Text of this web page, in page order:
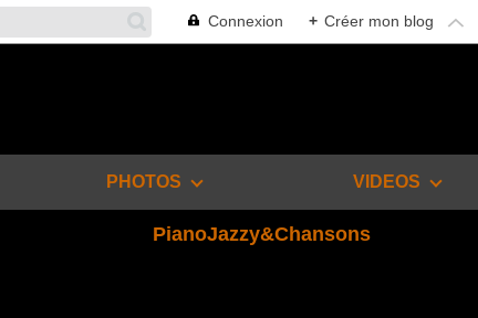
Connexion + Créer mon blog
PHOTOS VIDEOS
PianoJazzy&Chansons